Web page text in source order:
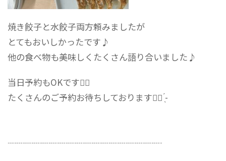
焼き餃子と水餃子両方頼みましたが
とてもおいしかったです♪
他の食べ物も美味しくたくさん語り合いました♪
当日予約もOKです👌🏻
たくさんのご予約お待ちしております✊🏻‪ ̖́-‬
┈┈┈┈┈┈┈┈┈┈┈┈┈┈┈┈┈┈